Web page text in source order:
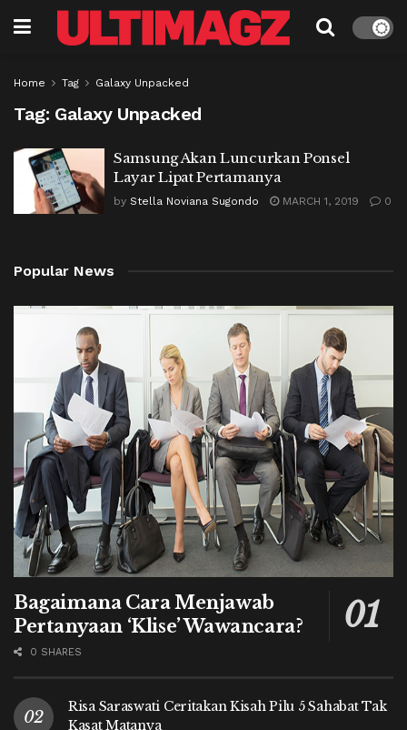
Home Tag Galaxy Unpacked
Tag: Galaxy Unpacked
Samsung Akan Luncurkan Ponsel
Layar Lipat Pertamanya
by Stella Noviana Sugondo MARCH 1, 2019 0
Popular News
Bagaimana Cara Menjawab
Pertanyaan ‘Klise’ Wawancara?
0 SHARES
Risa Saraswati Ceritakan Kisah Pilu 5 Sahabat Tak
Kasat Matanya